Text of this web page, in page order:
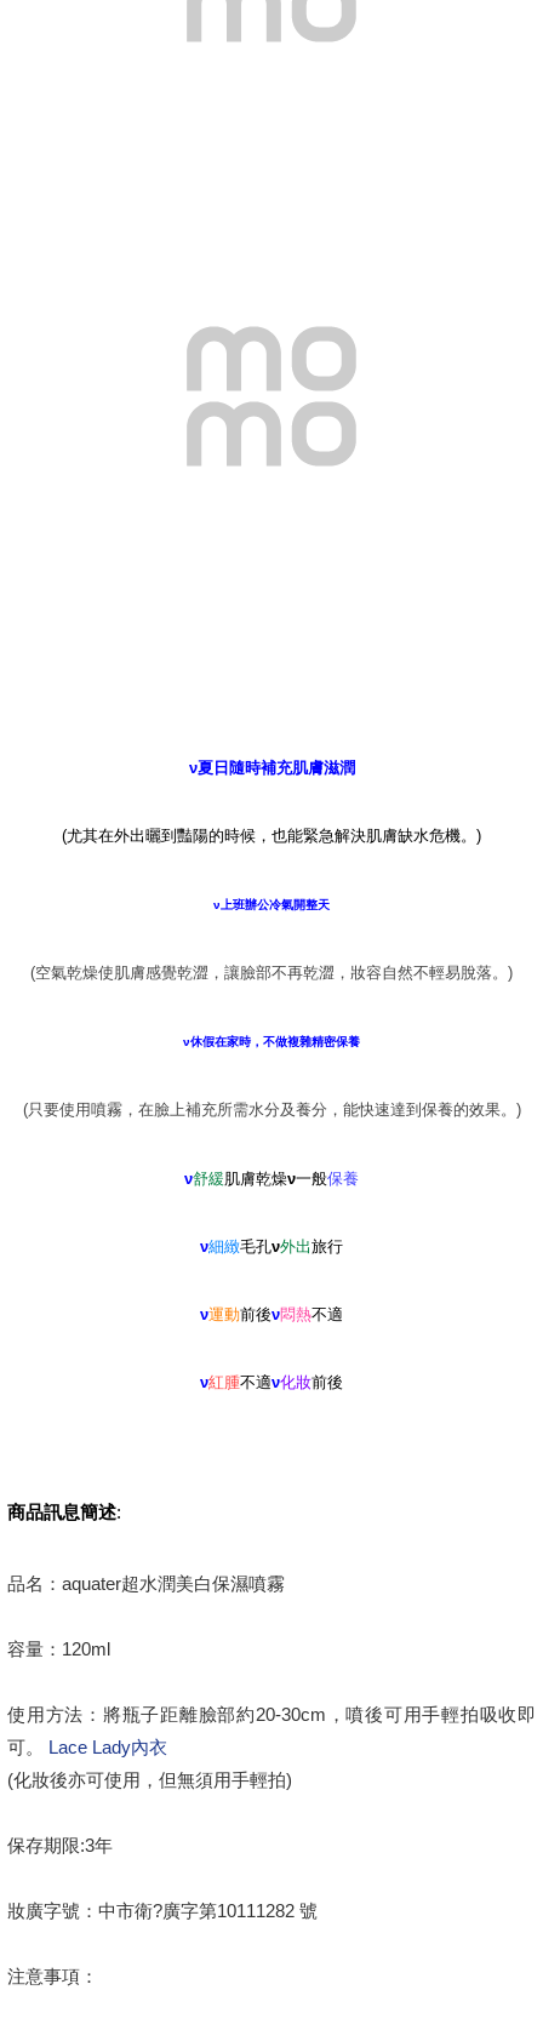
ν夏日隨時補充肌膚滋潤
(尤其在外出曬到豔陽的時候，也能緊急解決肌膚缺水危機。)
ν上班辦公冷氣開整天
(空氣乾燥使肌膚感覺乾澀，讓臉部不再乾澀，妝容自然不輕易脫落。)
ν休假在家時，不做複雜精密保養
(只要使用噴霧，在臉上補充所需水分及養分，能快速達到保養的效果。)
ν舒緩肌膚乾燥ν一般保養
ν細緻毛孔ν外出旅行
ν運動前後ν悶熱不適
ν紅腫不適ν化妝前後
商品訊息簡述:
品名：aquater超水潤美白保濕噴霧
容量：120ml
使用方法：將瓶子距離臉部約20-30cm，噴後可用手輕拍吸收即
可。 Lace Lady內衣
(化妝後亦可使用，但無須用手輕拍)
保存期限:3年
妝廣字號：中市衛?廣字第10111282 號
注意事項：